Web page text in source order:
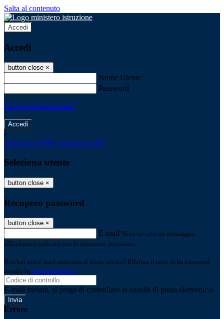
Salta al contenuto
Accedi
Accedi
button close ×
Nome Utente
Password
Password dimenticata?
-
Entra con SPID Entra con CIE
Seleziona utente
button close ×
Recupero password
button close ×
E-mail Verrà inviato un messaggio
all'indirizzo indicato con le istruzioni necessarie.
Non hai una e-mail associata al nome utente? Effettua il reset della password
tramite la Login Spaggiari
E-mail inviata, si prega di controllare la casella di posta elettronica!
Errore